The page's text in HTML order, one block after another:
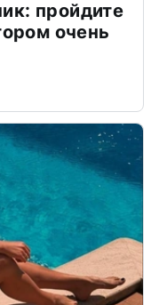
пройдите
очень